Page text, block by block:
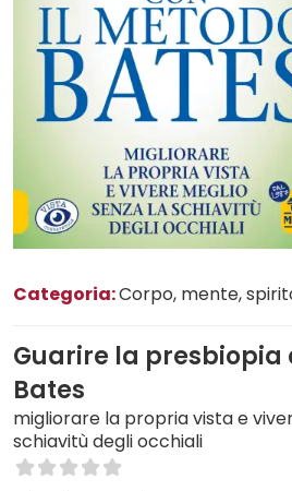
Categoria:Corpo, mente,
Guarire la presbiopia
Bates
migliorare la propria vista e
schiavitù degli occhiali